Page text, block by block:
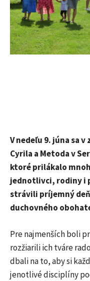
V nedeľu 9. júna sa
Cyrila a Metoda v
ktoré prilákalo
jednotlivci, rodiny i
strávili príjemný
duchovného
Pre najmenších boli
rozžiarili ich tváre
dbali na to, aby si
jenotlivé disciplíny